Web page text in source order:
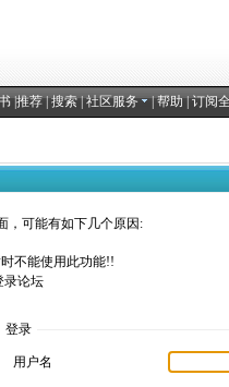
|推荐|搜索|社区服务 |帮助|订阅
，可能有如下几个原因:
不能使用此功能!!
录论坛
登录
用户名